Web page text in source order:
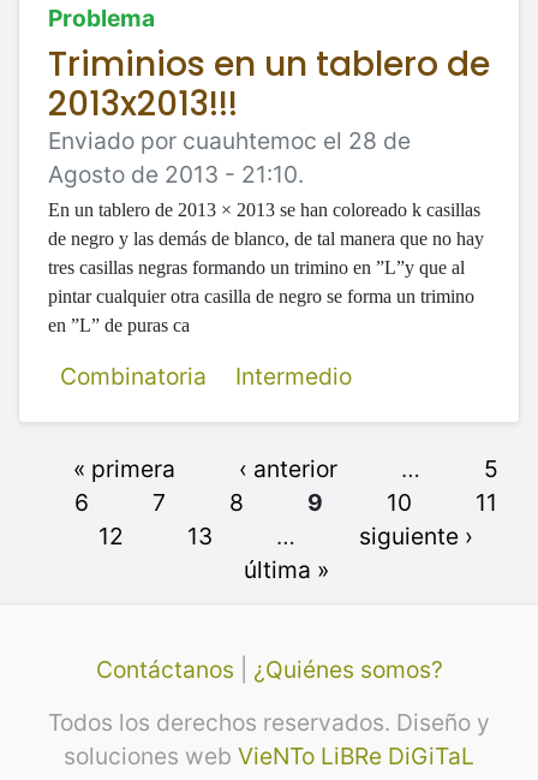
Problema
Triminios en un tablero de
2013x2013!!!
Enviado por cuauhtemoc el 28 de
Agosto de 2013 - 21:10.
En un tablero de 2013 × 2013 se han coloreado k casillas
de negro y las demás de blanco, de tal manera que no hay
tres casillas negras formando un trimino en ”L”y que al
pintarcualquier otra casilla de negro se forma un trimino
en ”L” de puras ca
Combinatoria Intermedio
« primera ‹ anterior …
5
6
7 8 9 10
11
12
13 …
siguiente ›
última »
Contáctanos
¿Quiénes somos?
Todos los derechos reservados. Diseño y
soluciones web VieNTo LiBRe DiGiTaL